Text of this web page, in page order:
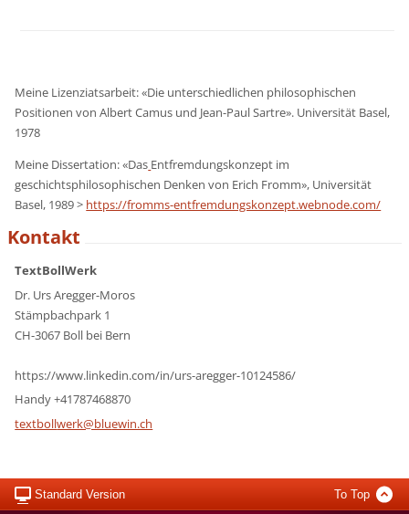
Meine Lizenziatsarbeit: «Die unterschiedlichen philosophischen
Positionen von Albert Camus und Jean-Paul Sartre». Universität Basel,
1978
Meine Dissertation: «Das Entfremdungskonzept im
geschichtsphilosophischen Denken von Erich Fromm», Universität
Basel, 1989 > https://fromms-entfremdungskonzept.webnode.com/
Kontakt
TextBollWerk
Dr. Urs Aregger-Moros
Stämpbachpark 1
CH-3067 Boll bei Bern
https://www.linkedin.com/in/urs-aregger-10124586/
Handy +41787468870
textbollwerk@bluewin.ch
Standard Version To Top